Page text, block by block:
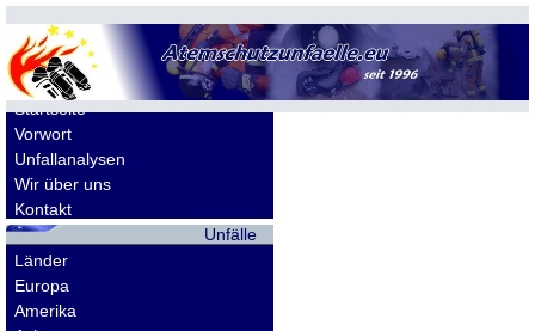
Allgemeines
Startseite
Vorwort
Unfallanalysen
Wir über uns
Kontakt
Unfälle
Länder
Europa
Amerika